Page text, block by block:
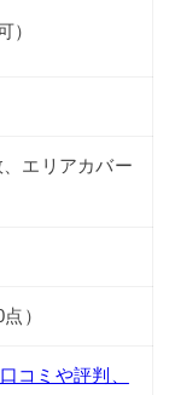
）
エリアカバー
）
コミや評判、